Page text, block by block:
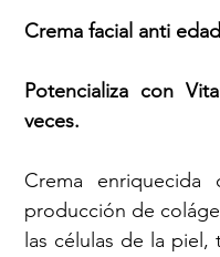
Crema facial anti
Potencializa con
veces.
Crema
producción de
las células de la